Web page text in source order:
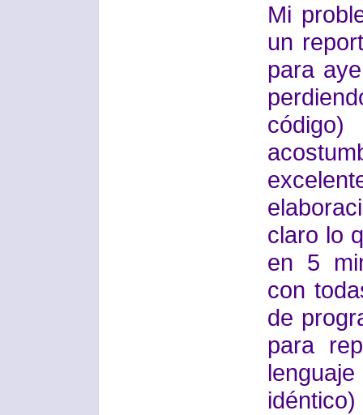
Mi
un
para
claro lo
en 5
con
de
para